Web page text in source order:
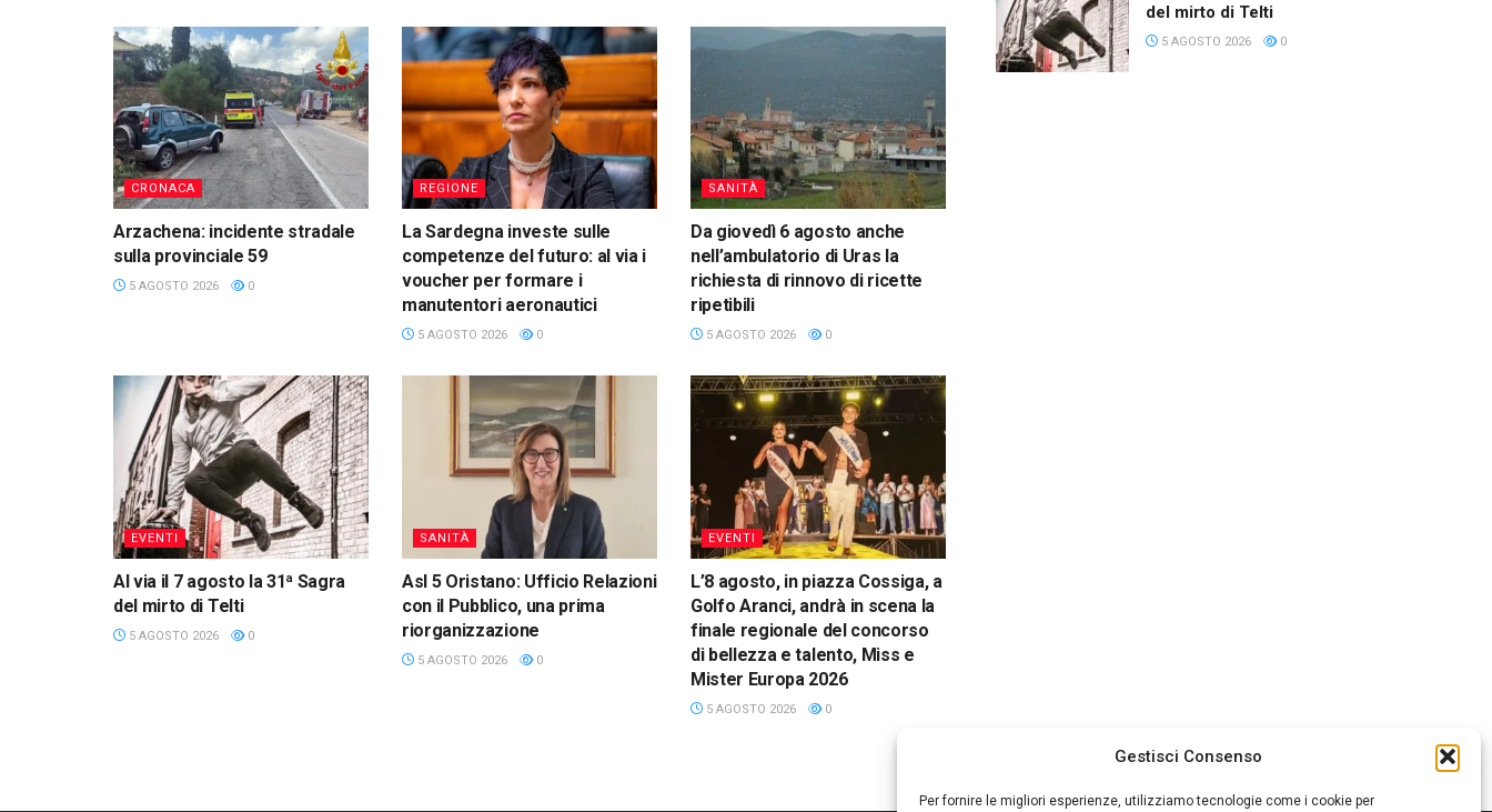
Gestisci Consenso
Per fornire le migliori esperienze, utilizziamo tecnologie come i cookie per
CRONACA
Arzachena: incidente stradale
sulla provinciale 59
5 AGOSTO 2026 0
REGIONE
La Sardegna investe sulle
competenze del futuro: al via i
voucher per formare i
manutentori aeronautici
5 AGOSTO 2026 0
SANITÀ
Da giovedì 6 agosto anche
nell’ambulatorio di Uras la
richiesta di rinnovo di ricette
ripetibili
5 AGOSTO 2026 0
EVENTI
Al via il 7 agosto la 31ª Sagra
del mirto di Telti
5 AGOSTO 2026 0
SANITÀ
Asl 5 Oristano: Ufficio Relazioni
con il Pubblico, una prima
riorganizzazione
5 AGOSTO 2026 0
EVENTI
L’8 agosto, in piazza Cossiga, a
Golfo Aranci, andrà in scena la
finale regionale del concorso
di bellezza e talento, Miss e
Mister Europa 2026
5 AGOSTO 2026 0
del mirto di Telti
5 AGOSTO 2026 0